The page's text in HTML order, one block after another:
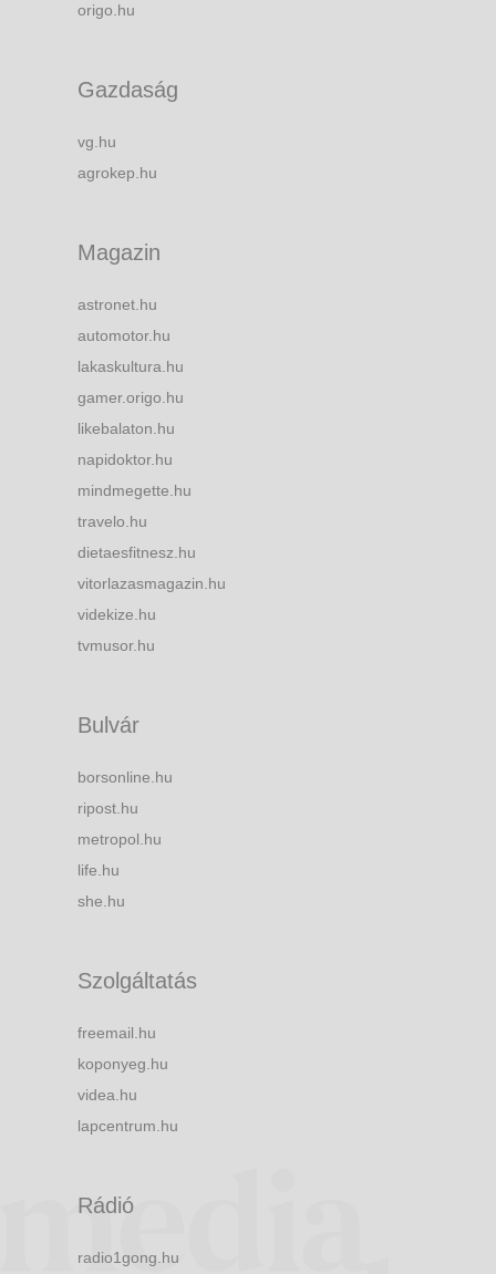
origo.hu
Gazdaság
vg.hu
agrokep.hu
Magazin
astronet.hu
automotor.hu
lakaskultura.hu
gamer.origo.hu
likebalaton.hu
napidoktor.hu
mindmegette.hu
travelo.hu
dietaesfitnesz.hu
vitorlazasmagazin.hu
videkize.hu
tvmusor.hu
Bulvár
borsonline.hu
ripost.hu
metropol.hu
life.hu
she.hu
Szolgáltatás
freemail.hu
koponyeg.hu
videa.hu
lapcentrum.hu
Rádió
radio1gong.hu